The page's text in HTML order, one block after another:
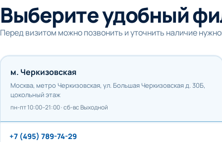
Выберите удобный
Перед визитом можно позвонить и уточнить наличие
м. Черкизовская
Москва, метро Черкизовская, ул. Большая Черкизовская д. 30Б,
цокольный этаж
пн-пт 10:00–21:00 · сб-вс Выходной
+7 (495) 789-74-29